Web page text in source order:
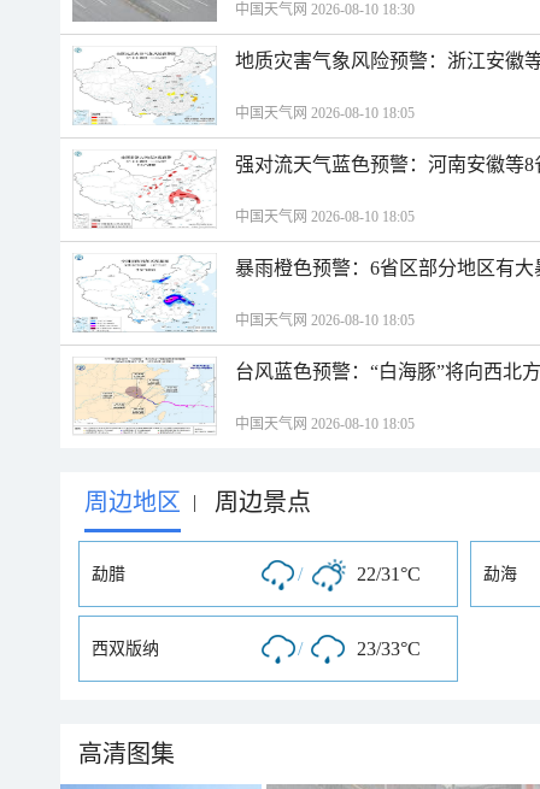
中国天气网 2026-08-10 18:30
地质灾害气象风险预警：浙江安徽
中国天气网 2026-08-10 18:05
强对流天气蓝色预警：河南安徽等
中国天气网 2026-08-10 18:05
暴雨橙色预警：6省区部分地区有
中国天气网 2026-08-10 18:05
台风蓝色预警：“白海豚”将向西北
中国天气网 2026-08-10 18:05
周边地区 | 周边景点
勐腊 / 22/31°C 勐海
西双版纳 / 23/33°C
高清图集